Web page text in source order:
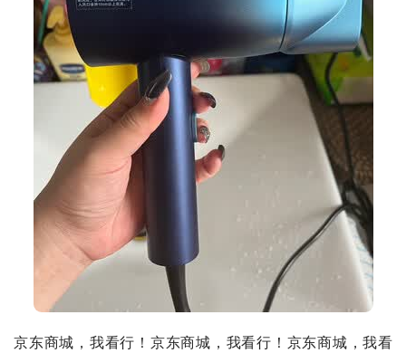
京东商城，我看行！京东商城，我看行！京东商城，我看